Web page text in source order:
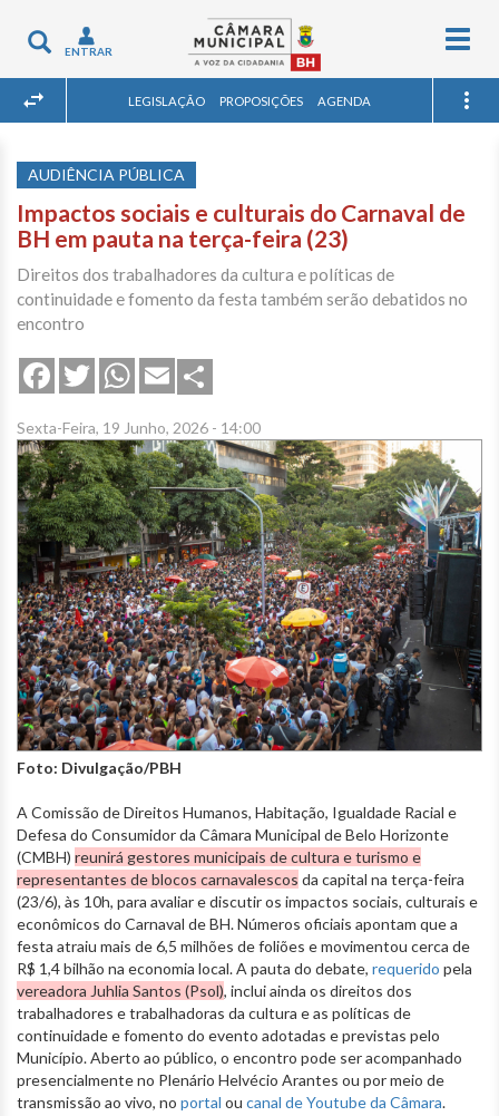
Toggle
navigation
ENTRAR
LEGISLAÇÃO PROPOSIÇÕES AGENDA
AUDIÊNCIA PÚBLICA
Impactos sociais e culturais do Carnaval de
BH em pauta na terça-feira (23)
Direitos dos trabalhadores da cultura e políticas de
continuidade e fomento da festa também serão debatidos no
encontro
FacebookTwitterWhatsApp
Email
Sexta-Feira, 19 Junho, 2026 - 14:00
Foto: Divulgação/PBH
A Comissão de Direitos Humanos, Habitação, Igualdade Racial e
Defesa do Consumidor da Câmara Municipal de Belo Horizonte
(CMBH) reunirá gestores municipais de cultura e turismo e
representantes de blocos carnavalescos da capital na terça-feira
(23/6), às 10h, para avaliar e discutir os impactos sociais, culturais e
econômicos do Carnaval de BH. Números oficiais apontam que a
festa atraiu mais de 6,5 milhões de foliões e movimentou cerca de
R$ 1,4 bilhão na economia local. A pauta do debate, requerido pela
vereadora Juhlia Santos (Psol), inclui ainda os direitos dos
trabalhadores e trabalhadoras da cultura e as políticas de
continuidade e fomento do evento adotadas e previstas pelo
Município. Aberto ao público, o encontro pode ser acompanhado
presencialmente no Plenário Helvécio Arantes ou por meio de
transmissão ao vivo, no portal ou canal de Youtube da Câmara.